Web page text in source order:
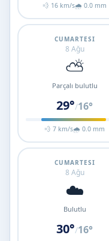
💨 16 km/s🌧 0.0 mm
CUMARTESI
8 Ağu
⛅
Parçalı bulutlu
29°/16°
💨 7 km/s🌧 0.0 mm
CUMARTESI
8 Ağu
☁️
Bulutlu
30°/16°